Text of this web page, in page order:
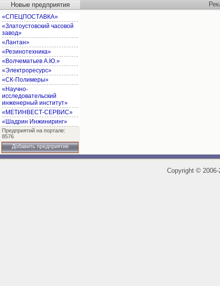
Новые предприятия
«СПЕЦПОСТАВКА»
«Златоустовский часовой
завод»
«Лантан»
«Резинотехника»
«Волчематьев А.Ю.»
«Электроресурс»
«СК-Полимеры»
«Научно-
исследовательский
инженерный институт»
«МЕТИНВЕСТ-СЕРВИС»
«Шадрин Инжиниринг»
Предприятий на портале:
8576
Добавить предприятие
Copyright ©